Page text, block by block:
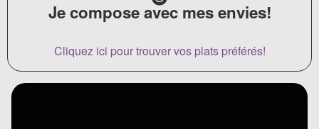
Je compose avec mes envies!
Cliquez ici pour trouver vos plats préférés!